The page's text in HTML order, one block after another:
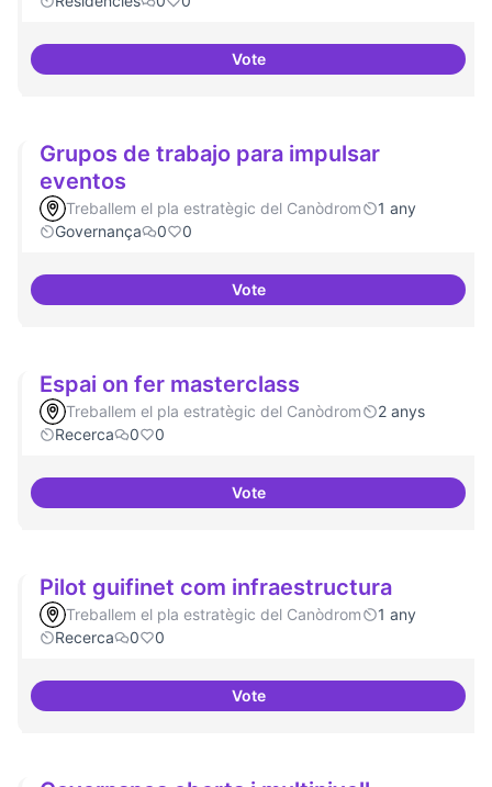
VoteRecerca i re-avaluació
Grupos de trabajo para impulsar
eventos
Treballem el pla estratègic del Canòdrom
1 any
Governança
0 0
VoteGrupos de trabajo para
Espai on fer masterclass
Treballem el pla estratègic del Canòdrom
2 anys
Recerca
0 0
VoteEspai on fer masterclass
Pilot guifinet com infraestructura
Treballem el pla estratègic del Canòdrom
1 any
Recerca
0 0
VotePilot guifinet com